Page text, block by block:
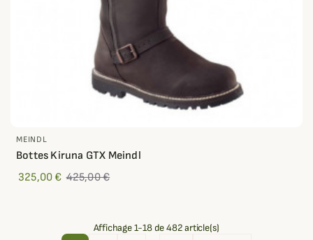
MEINDL
Bottes Kiruna GTX Meindl
325,00 € 425,00 €
Affichage 1-18 de 482 article(s)